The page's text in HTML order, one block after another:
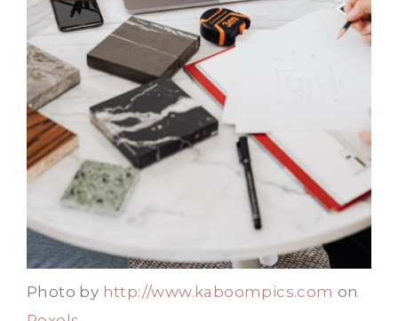
Photo by http://www.kaboompics.com on